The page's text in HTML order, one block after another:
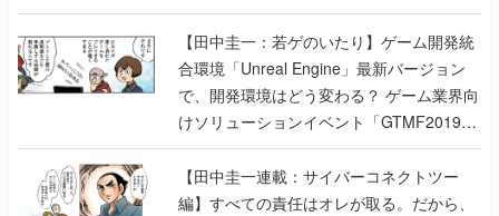
のいたり】
【田中圭一：若ゲのいたり】ゲーム開発統
合環境「Unreal Engine」最新バージョン
で、開発環境はどう変わる？ ゲーム業界向
けソリューションイベント「GTMF2019」
に行って、より理解を深めよう【PR】
【田中圭一連載：サイバーコネクトツー
編】すべての責任はオレが取る。だから、